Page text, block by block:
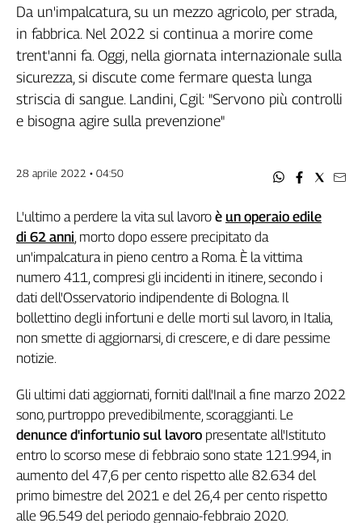
Fillea
Filt
Fiom
Fisac
Slc
Inca
Caaf
Speciali
G8
di
Genova,
ragione
120
anni
Cgil
Collettiva
Academy
Da un'impalcatura, su un mezzo agricolo, per strada,
in fabbrica. Nel 2022 si continua a morire come
trent'anni fa. Oggi, nella giornata internazionale sulla
sicurezza, si discute come fermare questa lunga
striscia di sangue. Landini, Cgil: "Servono più controlli
e bisogna agire sulla prevenzione"
28 aprile 2022 • 04:50
L'ultimo a perdere la vita sul lavoro è un operaio edile
di 62 anni, morto dopo essere precipitato da
un'impalcatura in pieno centro a Roma. È la vittima
numero 411, compresi gli incidenti in itinere, secondo i
dati dell'Osservatorio indipendente di Bologna. Il
bollettino degli infortuni e delle morti sul lavoro, in Italia,
non smette di aggiornarsi, di crescere, e di dare pessime
notizie.
Gli ultimi dati aggiornati, forniti dall'Inail a fine marzo 2022
sono, purtroppo prevedibilmente, scoraggianti. Le
denunce d'infortunio sul lavoro presentate all'Istituto
entro lo scorso mese di febbraio sono state 121.994, in
aumento del 47,6 per cento rispetto alle 82.634 del
primo bimestre del 2021 e del 26,4 per cento rispetto
alle 96.549 del periodo gennaio-febbraio 2020.